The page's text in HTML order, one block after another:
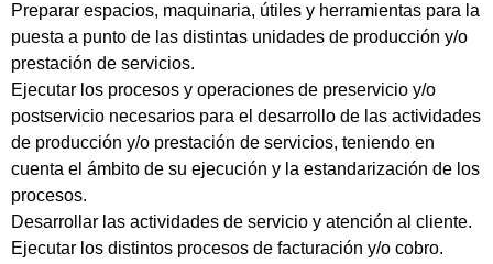
Preparar espacios, maquinaria, útiles y herramientas para la
puesta a punto de las distintas unidades de producción y/o
prestación de servicios.
Ejecutar los procesos y operaciones de preservicio y/o
postservicio necesarios para el desarrollo de las actividades
de producción y/o prestación de servicios, teniendo en
cuenta el ámbito de su ejecución y la estandarización de los
procesos.
Desarrollar las actividades de servicio y atención al cliente.
Ejecutar los distintos procesos de facturación y/o cobro.